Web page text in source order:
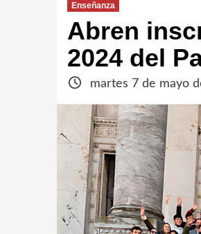
Enseñanza
Abren
2024 del
martes 7 de mayo